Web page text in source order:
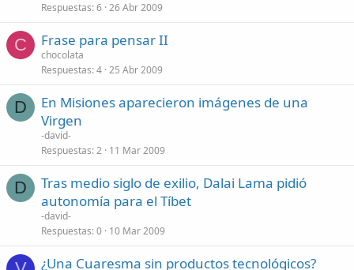
Respuestas 6 26 Abr 2009
C Frase para pensar II
chocolata
Respuestas 4 25 Abr 2009
D
En Misiones aparecieron imágenes de una
Virgen
-david-
Respuestas 2 11 Mar 2009
D
Tras medio siglo de exilio, Dalai Lama pidió
autonomía para el Tíbet
-david-
Respuestas 0 10 Mar 2009
¿Una Cuaresma sin productos tecnológicos?